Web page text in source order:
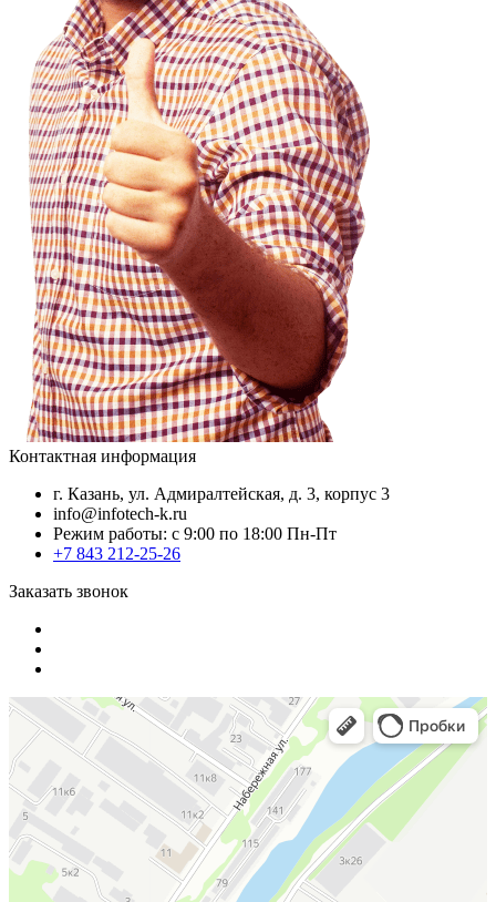
Контактная информация
г. Казань, ул. Адмиралтейская, д. 3, корпус 3
info@infotech-k.ru
Режим работы: с 9:00 по 18:00 Пн-Пт
+7 843 212-25-26
Заказать звонок